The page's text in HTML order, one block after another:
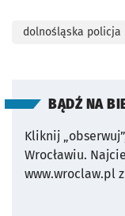
dolnośląska policja
BĄDŹ NA
Kliknij
Wrocławiu.
www.wroclaw.pl